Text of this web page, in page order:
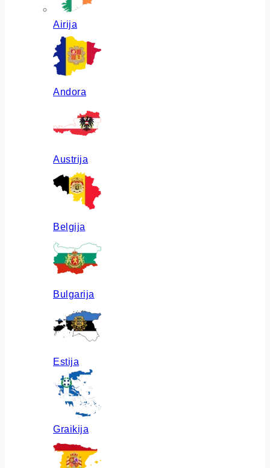
Airija
Andora
Austrija
Belgija
Bulgarija
Estija
Graikija